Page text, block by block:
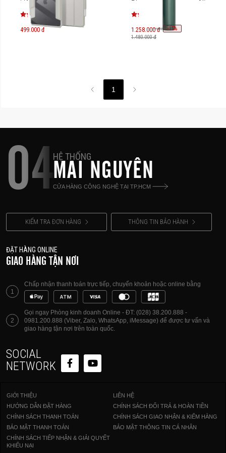
499.000 đ 1.258.000 đ -15%
1.480.000 đ
1
04HỆ THỐNG
MAI NGUYÊN
CỬA HÀNG CÔNG NGHỆ TẠI TP.HCM
KIỂM TRA ĐƠN HÀNG THÔNG TIN BẢO HÀNH
ĐẶT HÀNG ONLINE
GIAO HÀNG TẬN NƠI
1
Chấp nhận thanh toán trực tiếp, chuyển khoản hoặc online bằng
2
Gọi ngay Phòng kinh doanh Online - ĐT: (028) 38.200.888 -
0981.200.888 (Viber, Zalo, WhatsApp, iMessage) để được tư vấn và
giao hàng tận nơi trên toàn quốc.
SOCIAL
NETWORK
GIỚI THIỆU
LIÊN HỆ
HƯỚNG DẪN ĐẶT HÀNG
CHÍNH SÁCH ĐỔI TRẢ & HOÀN TIỀN
CHÍNH SÁCH THANH TOÁN
CHÍNH SÁCH GIAO NHẬN & KIỂM HÀNG
BẢO MẬT THANH TOÁN
BẢO MẬT THÔNG TIN CÁ NHÂN
CHÍNH SÁCH TIẾP NHẬN & GIẢI QUYẾT
KHIẾU NẠI